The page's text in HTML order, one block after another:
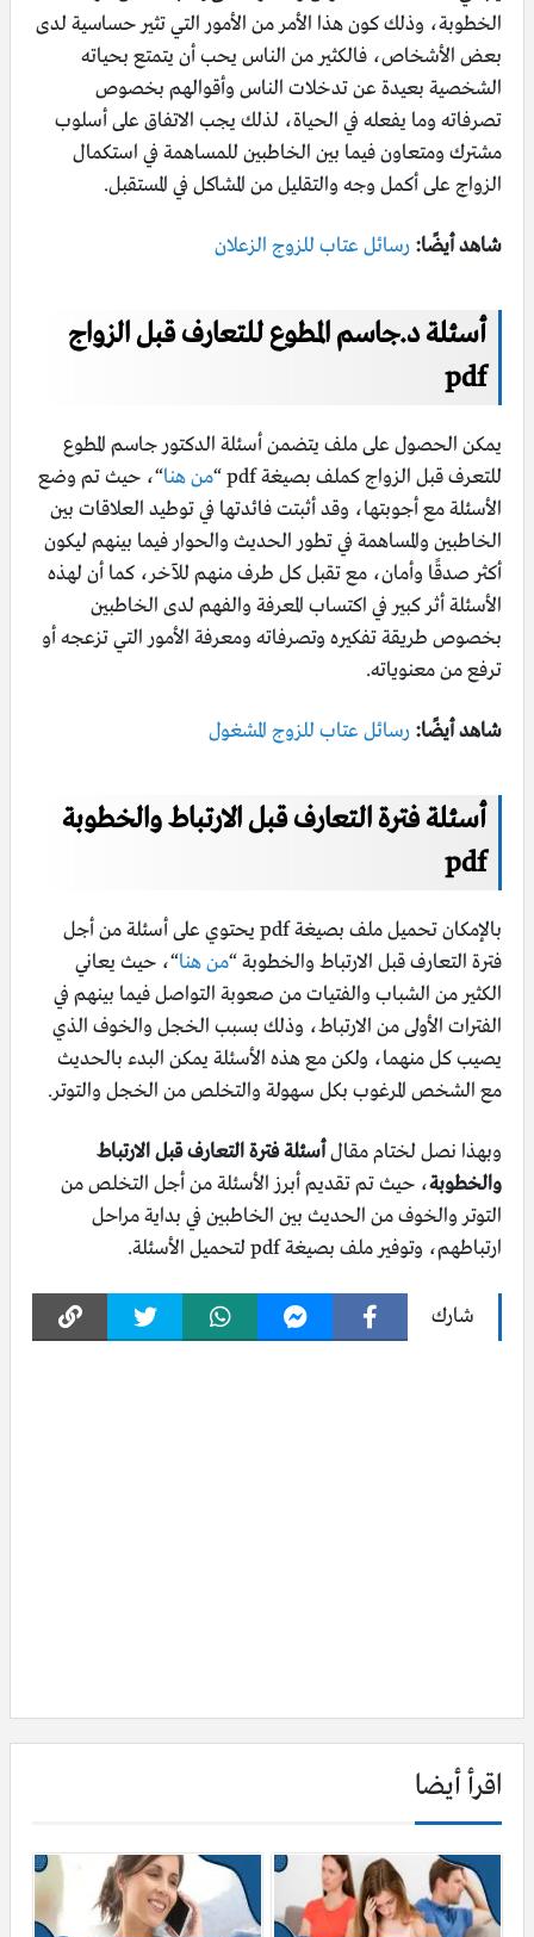
الخطوبة، وذلك كون هذا الأمر من الأمور التي تثير حساسية لدى
بعض الأشخاص، فالكثير من الناس يحب أن يتمتع بحياته
الشخصية بعيدة عن تدخلات الناس وأقوالهم بخصوص
تصرفاته وما يفعله في الحياة، لذلك يجب الاتفاق على أسلوب
مشترك ومتعاون فيما بين الخاطبين للمساهمة في استكمال
الزواج على أكمل وجه والتقليل من المشاكل في المستقبل.
شاهد أيضًا: رسائل عتاب للزوج الزعلان
أسئلة د.جاسم المطوع للتعارف قبل الزواج
pdf
يمكن الحصول على ملف يتضمن أسئلة الدكتور جاسم المطوع
للتعرف قبل الزواج كملف بصيغة pdf “
من هنا“، حيث تم وضع
الأسئلة مع أجوبتها، وقد أثبتت فائدتها في توطيد العلاقات بين
الخاطبين والمساهمة في تطور الحديث والحوار فيما بينهم ليكون
أكثر صدقًا وأمان، مع تقبل كل طرف منهم للآخر، كما أن لهذه
الأسئلة أثر كبير في اكتساب المعرفة والفهم لدى الخاطبين
بخصوص طريقة تفكيره وتصرفاته ومعرفة الأمور التي تزعجه أو
ترفع من معنوياته.
شاهد أيضًا: رسائل عتاب للزوج المشغول
أسئلة فترة التعارف قبل الارتباط والخطوبة
pdf
بالإمكان تحميل ملف بصيغة pdf يحتوي على أسئلة من أجل
فترة التعارف قبل الارتباط والخطوبة “من هنا“، حيث يعاني
الكثير من الشباب والفتيات من صعوبة التواصل فيما بينهم في
الفترات الأولى من الارتباط، وذلك بسبب الخجل والخوف الذي
يصيب كل منهما، ولكن مع هذه الأسئلة يمكن البدء بالحديث
مع الشخص المرغوب بكل سهولة والتخلص من الخجل والتوتر.
وبهذا نصل لختام مقالأسئلة فترة التعارف قبل الارتباط
والخطوبة، حيث تم تقديم أبرز الأسئلة من أجل التخلص من
التوتر والخوف من الحديث بين الخاطبين في بداية مراحل
ارتباطهم، وتوفير ملف بصيغة pdf لتحميل الأسئلة.
شارك
اقرأ أيضا